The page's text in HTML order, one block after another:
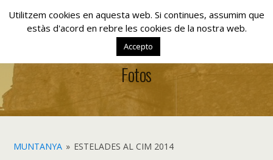
www.lacolla.cat
Fotos
MUNTANYA » ESTELADES AL CIM 2014
Utilitzem cookies en aquesta web. Si continues, assumim que
estàs d'acord en rebre les cookies de la nostra web.
Accepto